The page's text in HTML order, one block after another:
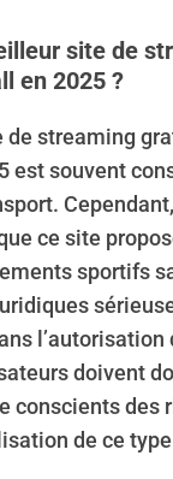
site de
en 2025 ?
de streaming
est souvent
ce site
sportifs
l’autorisation
doivent
conscients des
de ce